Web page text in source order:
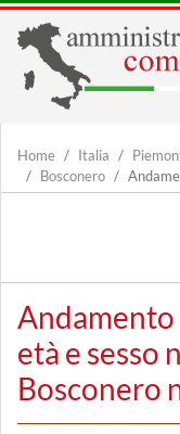
Home Italia
Bosconero
età e sesso
Bosconero